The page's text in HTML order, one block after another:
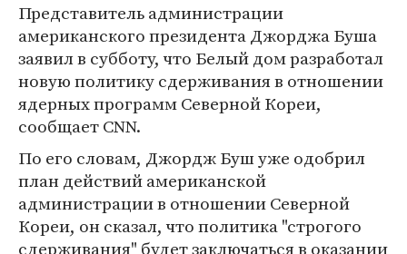
Представитель администрации
американского президента Джорджа Буша
заявил в субботу, что Белый дом разработал
новую политику сдерживания в отношении
ядерных программ Северной Кореи,
сообщает CNN.
По его словам, Джордж Буш уже одобрил
план действий американской
администрации в отношении Северной
Кореи, он сказал, что политика "строгого
сдерживания" будет заключаться в оказании